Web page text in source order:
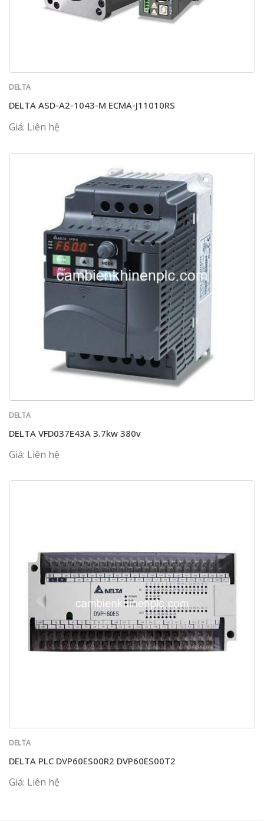
DELTA
DELTA ASD-A2-1043-M ECMA-J11010RS
Giá: Liên hệ
DELTA
DELTA VFD037E43A 3.7kw 380v
Giá: Liên hệ
DELTA
DELTA PLC DVP60ES00R2 DVP60ES00T2
Giá: Liên hệ